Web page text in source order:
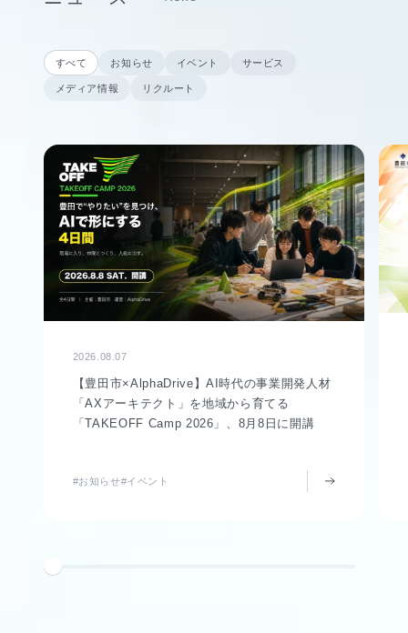
すべて お知らせ イベント サービス
メディア情報 リクルート
2026.08.07
【豊田市×AlphaDrive】AI時代の事業開発人材
「AXアーキテクト」を地域から育てる
「TAKEOFF Camp 2026」、8月8日に開講
#お知らせ#イベント